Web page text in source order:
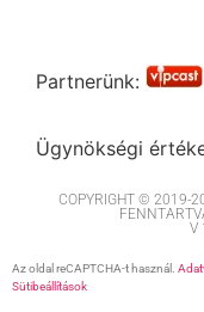
Partnerünk:
Ügynökségi
COPYRIGHT © 2019-
V
Az oldal reCAPTCHA-t használ.
Sütibeállítások